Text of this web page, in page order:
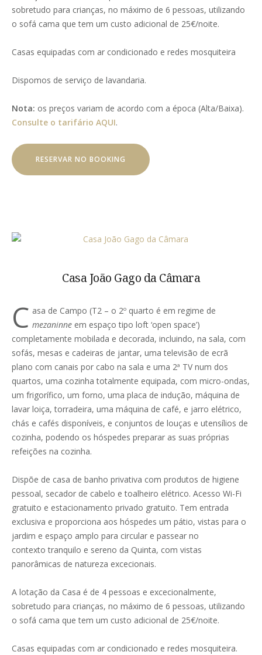
sobretudo para crianças, no máximo de 6 pessoas, utilizando
o sofá cama que tem um custo adicional de 25€/noite.
Casas equipadas com ar condicionado e redes mosquiteira
Dispomos de serviço de lavandaria.
Nota: os preços variam de acordo com a época (Alta/Baixa).
Consulte o tarifário AQUI.
RESERVAR NO BOOKING
Casa João Gago da Câmara
C asa de Campo (T2 – o 2º quarto é em regime de
mezaninne em espaço tipo loft ‘open space’)
completamente mobilada e decorada, incluindo, na sala, com
sofás, mesas e cadeiras de jantar, uma televisão de ecrã
plano com canais por cabo na sala e uma 2ª TV num dos
quartos, uma cozinha totalmente equipada, com micro-ondas,
um frigorífico, um forno, uma placa de indução, máquina de
lavar loiça, torradeira, uma máquina de café, e jarro elétrico,
chás e cafés disponíveis, e conjuntos de louças e utensílios de
cozinha, podendo os hóspedes preparar as suas próprias
refeições na cozinha.
Dispõe de casa de banho privativa com produtos de higiene
pessoal, secador de cabelo e toalheiro elétrico. Acesso Wi-Fi
gratuito e estacionamento privado gratuito. Tem entrada
exclusiva e proporciona aos hóspedes um pátio, vistas para o
jardim e espaço amplo para circular e passear no
contexto tranquilo e sereno da Quinta, com vistas
panorâmicas de natureza excecionais.
A lotação da Casa é de 4 pessoas e excecionalmente,
sobretudo para crianças, no máximo de 6 pessoas, utilizando
o sofá cama que tem um custo adicional de 25€/noite.
Casas equipadas com ar condicionado e redes mosquiteira.